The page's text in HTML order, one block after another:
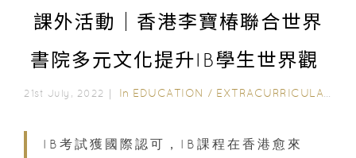
課外活動｜香港李寶椿聯合世界
書院多元文化提升IB學生世界觀
21st July, 2022｜ In EDUCATION / EXTRACURRICULAR ACTIVITIES
IB考試獲國際認可，IB課程在香港愈來